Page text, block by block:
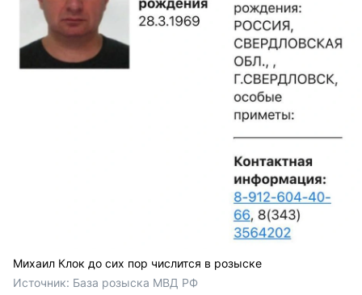
Михаил Клок до сих пор числится в розыске
Источник: База розыска МВД РФ